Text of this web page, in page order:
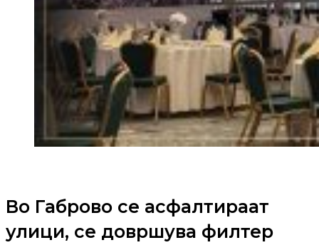
Во Габрово се асфалтираат
улици, се довршува филтер